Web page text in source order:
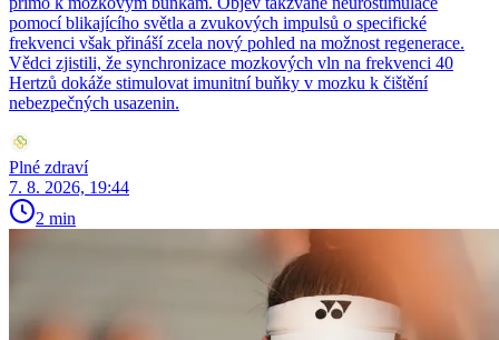
pomocí blikajícího světla a zvukových impulsů o specifické
frekvenci však přináší zcela nový pohled na možnost regenerace.
Vědci zjistili, že synchronizace mozkových vln na frekvenci 40
Hertzů dokáže stimulovat imunitní buňky v mozku k čištění
nebezpečných usazenin.
Plné zdraví
7. 8. 2026, 19:44
2 min